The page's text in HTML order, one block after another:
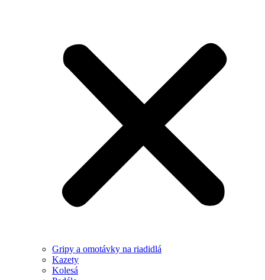
Gripy a omotávky na riadidlá
Kazety
Kolesá